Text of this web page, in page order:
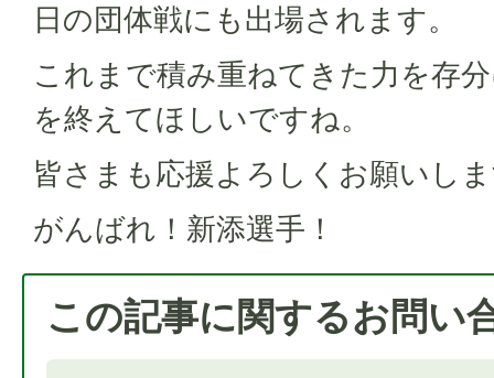
日の団体戦にも出場されます。
これまで積み重ねてきた力を存
を終えてほしいですね。
皆さまも応援よろしくお願いし
がんばれ！新添選手！
この記事に関するお問い